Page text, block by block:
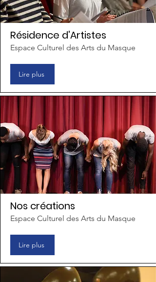
Résidence d'Artistes
Espace Culturel des Arts du Masque
Lire plus
Nos créations
Espace Culturel des Arts du Masque
Lire plus